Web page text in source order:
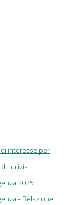
interesse per
pulizia
2025
- Relazione